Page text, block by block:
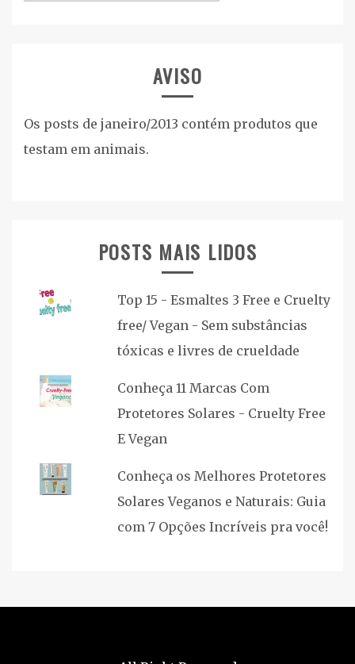
AVISO
Os posts de janeiro/2013 contém produtos que
testam em animais.
POSTS MAIS LIDOS
Top 15 - Esmaltes 3 Free e Cruelty
free/ Vegan - Sem substâncias
tóxicas e livres de crueldade
Conheça 11 Marcas Com
Protetores Solares - Cruelty Free
E Vegan
Conheça os Melhores Protetores
Solares Veganos e Naturais: Guia
com 7 Opções Incríveis pra você!